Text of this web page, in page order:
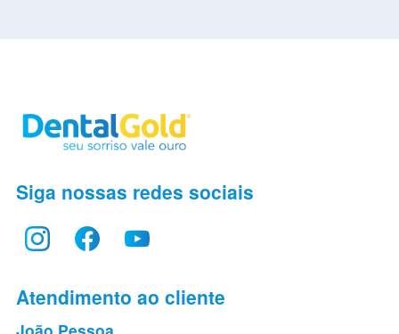
Siga nossas redes sociais
Atendimento ao cliente